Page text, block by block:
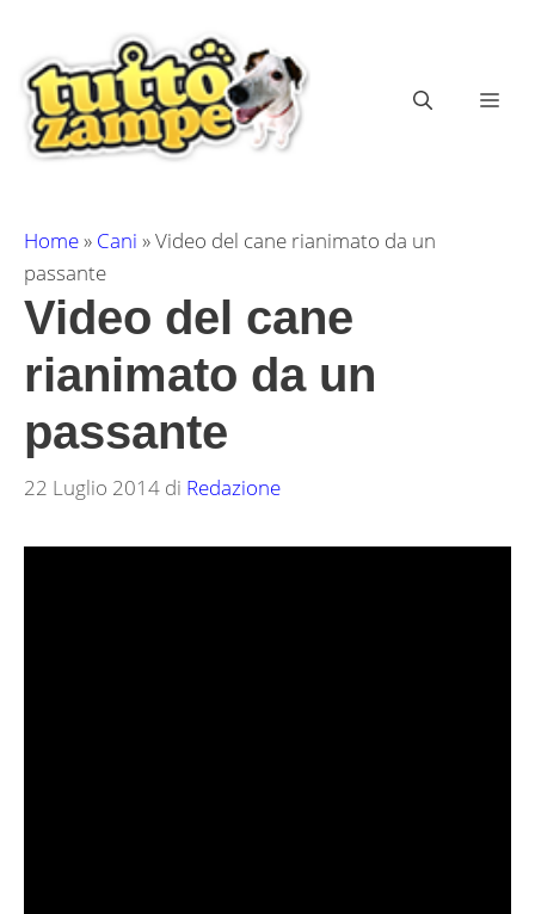
contenuto
Home» Cani »Video del cane rianimato da un
passante
Video del cane
rianimato da un
passante
22 Luglio 2014 di Redazione